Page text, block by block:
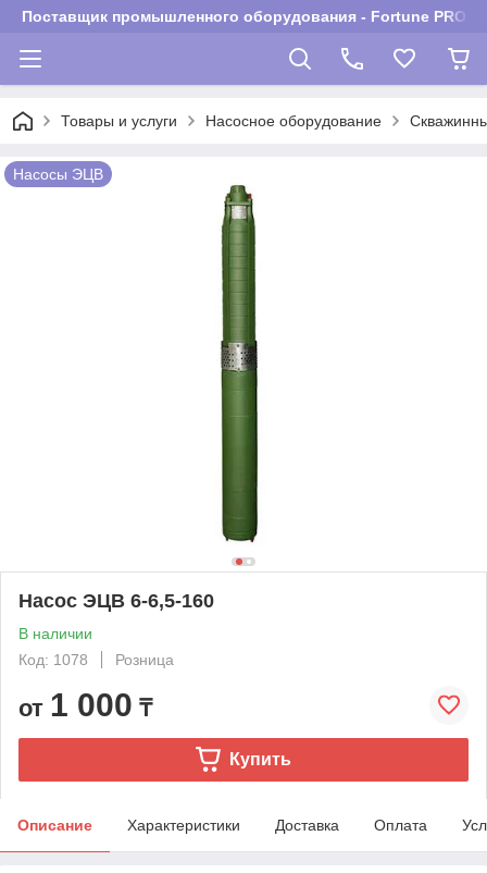
Поставщик промышленного оборудования - Fortune PROM
Товары и услуги Насосное оборудование
Насосы ЭЦВ
Насос ЭЦВ 6-6,5-160
В наличии
Код: 1078
Розница
от 1 000 ₸
Купить
Описание Характеристики Доставка Оплата